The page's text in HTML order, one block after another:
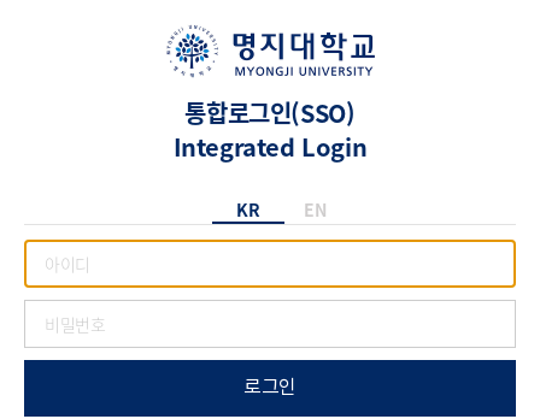
통합로그인(SSO)
Integrated Login
KR EN
로그인